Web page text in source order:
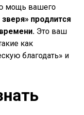
мощь вашего
продлится
Это ваш
как
благодать» и